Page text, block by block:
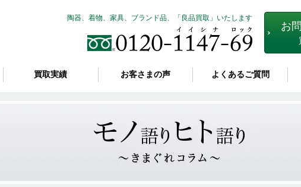
お
陶器、着物、家具、ブランド品、「良品買取」いたします
買取実績 お客さまの声 よくあるご質問